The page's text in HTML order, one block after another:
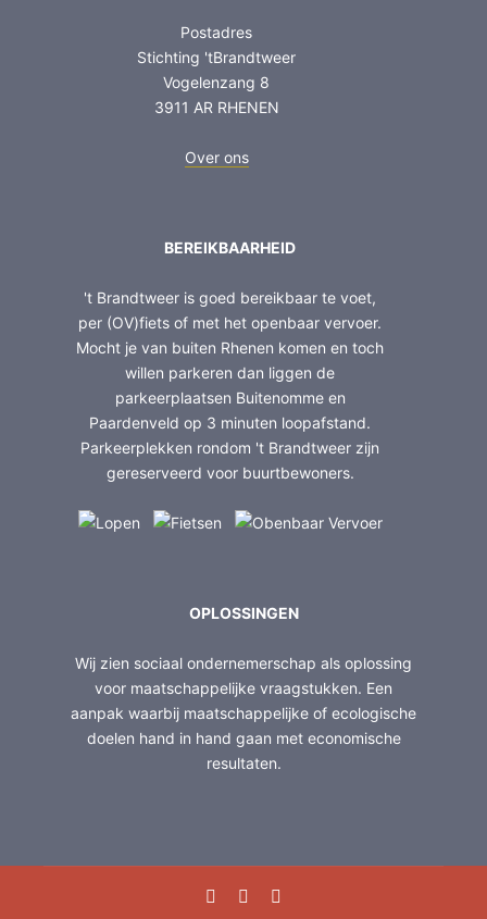
Postadres
Stichting 'tBrandtweer
Vogelenzang 8
3911 AR RHENEN
Over ons
BEREIKBAARHEID
't Brandtweer is goed bereikbaar te voet,
per (OV)fiets of met het openbaar vervoer.
Mocht je van buiten Rhenen komen en toch
willen parkeren dan liggen de
parkeerplaatsen Buitenomme en
Paardenveld op 3 minuten loopafstand.
Parkeerplekken rondom 't Brandtweer zijn
gereserveerd voor buurtbewoners.
OPLOSSINGEN
Wij zien sociaal ondernemerschap als oplossing
voor maatschappelijke vraagstukken. Een
aanpak waarbij maatschappelijke of ecologische
doelen hand in hand gaan met economische
resultaten.